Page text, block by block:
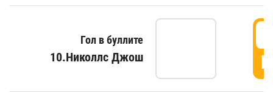
Гол в буллите
10.Николлс Джош